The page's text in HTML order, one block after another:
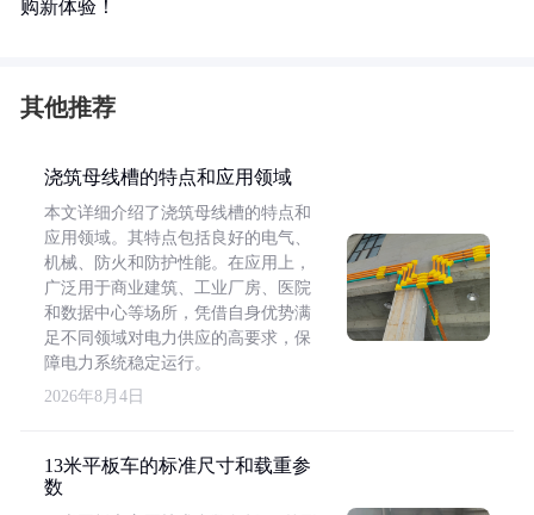
购新体验！
其他推荐
浇筑母线槽的特点和应用领域
本文详细介绍了浇筑母线槽的特点和
应用领域。其特点包括良好的电气、
机械、防火和防护性能。在应用上，
广泛用于商业建筑、工业厂房、医院
和数据中心等场所，凭借自身优势满
足不同领域对电力供应的高要求，保
障电力系统稳定运行。
2026年8月4日
13米平板车的标准尺寸和载重参
数